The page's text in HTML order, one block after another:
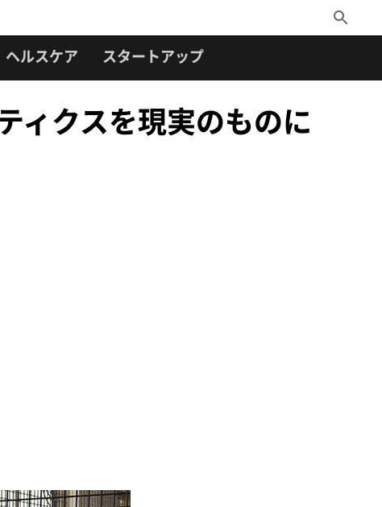
Toggle
Search
ヘルスケア スタートアップ
クスを現実のものに